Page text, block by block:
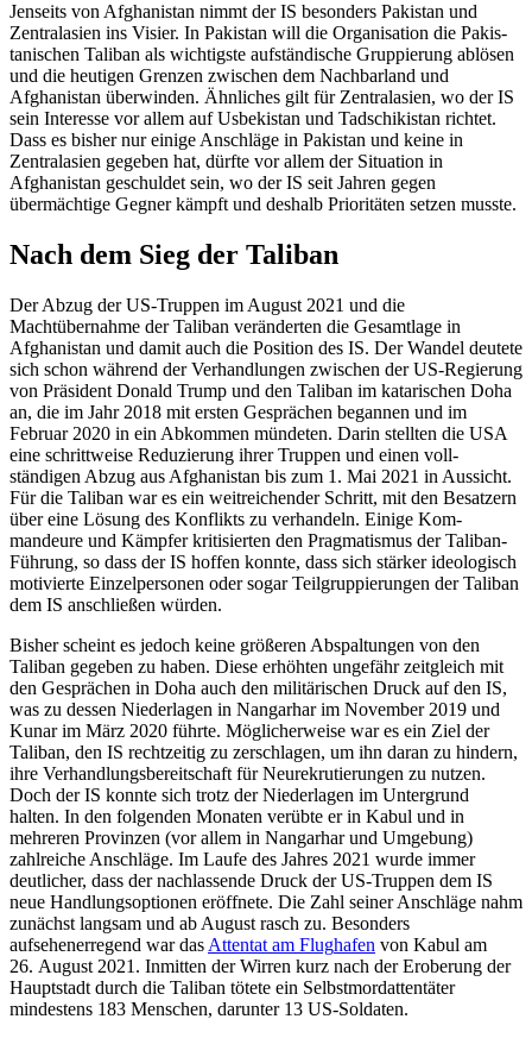
Jenseits von Afghanistan nimmt der IS besonders Pakistan und
Zentralasien ins Visier. In Pakistan will die Organisation die Pakis­
tanischen Taliban als wichtigste auf­ständische Gruppierung ablösen
und die heutigen Grenzen zwischen dem Nachbarland und
Afghanistan überwinden. Ähn­liches gilt für Zentralasien, wo der IS
sein Interesse vor allem auf Usbekistan und Tadschikistan richtet.
Dass es bisher nur einige Anschläge in Pakistan und keine in
Zentralasien gegeben hat, dürfte vor allem der Situation in
Afghanistan geschuldet sein, wo der IS seit Jahren gegen
übermächtige Gegner kämpft und deshalb Prioritäten setzen musste.
Nach dem Sieg der Taliban
Der Abzug der US-Truppen im August 2021 und die
Machtübernahme der Taliban ver­änderten die Gesamtlage in
Afghanistan und damit auch die Position des IS. Der Wan­del deutete
sich schon während der Verhandlungen zwischen der US-Regierung
von Präsident Donald Trump und den Tali­ban im katarischen Doha
an, die im Jahr 2018 mit ersten Gesprächen begannen und im
Februar 2020 in ein Abkommen münde­ten. Darin stellten die USA
eine schrittweise Reduzierung ihrer Truppen und einen voll­
ständigen Abzug aus Afghanistan bis zum 1. Mai 2021 in Aussicht.
Für die Taliban war es ein weitreichender Schritt, mit den Besat­zern
über eine Lösung des Konflikts zu ver­handeln. Einige Kom­
mandeure und Kämp­fer kritisierten den Pragmatismus der Tali­ban-
Führung, so dass der IS hoffen konnte, dass sich stärker ideologisch
motivierte Ein­zelpersonen oder sogar Teilgruppierungen der Taliban
dem IS anschließen würden.
Bisher scheint es jedoch keine größeren Abspaltungen von den
Taliban gegeben zu haben. Diese erhöhten ungefähr zeitgleich mit
den Gesprächen in Doha auch den mili­tärischen Druck auf den IS,
was zu dessen Niederlagen in Nangarhar im Novem­ber 2019 und
Kunar im März 2020 führte. Mög­licherweise war es ein Ziel der
Taliban, den IS rechtzeitig zu zerschlagen, um ihn daran zu hindern,
ihre Verhandlungsbereitschaft für Neurekrutierungen zu nutzen.
Doch der IS konnte sich trotz der Niederlagen im Untergrund
halten. In den folgenden Mona­ten verübte er in Kabul und in
mehreren Provinzen (vor allem in Nangarhar und Um­gebung)
zahlreiche Anschläge. Im Laufe des Jahres 2021 wurde immer
deutlicher, dass der nachlassende Druck der US-Truppen dem IS
neue Handlungsoptionen eröffnete. Die Zahl seiner Anschläge nahm
zunächst langsam und ab August rasch zu. Besonders
aufsehenerregend war das Attentat am Flug­hafen von Kabul am
26. August 2021. In­mitten der Wirren kurz nach der Eroberung der
Haupt­stadt durch die Taliban tötete ein Selbstmordattentäter
mindestens 183 Men­schen, darunter 13 US-Soldaten.